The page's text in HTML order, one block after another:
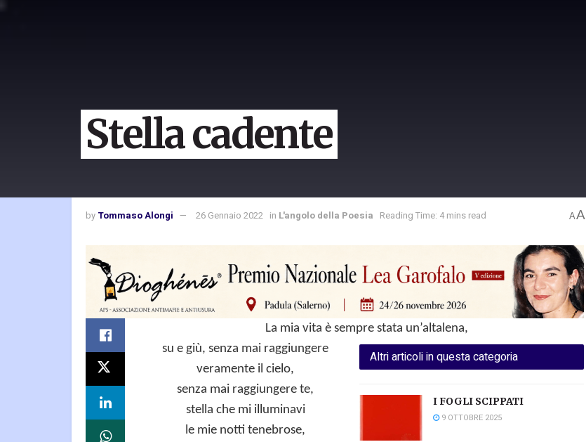
Stella cadente
by Tommaso Alongi 26 Gennaio 2022 in L'angolo della Poesia Reading Time: 4 mins read AA
La mia vita è sempre stata un’altalena,
Altri articoli in questa categoria
I FOGLI SCIPPATI
9 OTTOBRE 2025
su e giù, senza mai raggiungere
veramente il cielo,
senza mai raggiungere te,
stella che mi illuminavi
le mie notti tenebrose,